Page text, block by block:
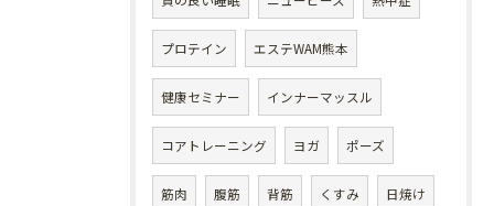
プロテイン エステWAM熊本
健康セミナー インナーマッスル
コアトレーニング ヨガ ポーズ
筋肉 腹筋 背筋 くすみ 日焼け